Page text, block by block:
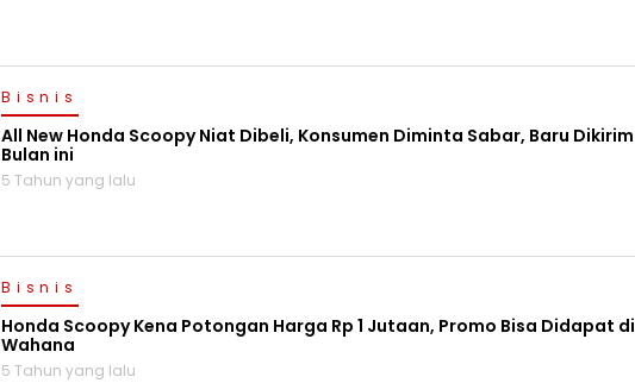
Bisnis
All New Honda Scoopy Niat Dibeli, Konsumen Diminta Sabar, Baru Dikirim
Bulan ini
5 Tahun yang lalu
Bisnis
Honda Scoopy Kena Potongan Harga Rp 1 Jutaan, Promo Bisa Didapat di
Wahana
5 Tahun yang lalu